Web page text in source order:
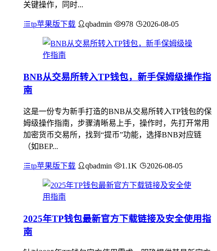
关键操作，同时...
tp苹果版下载 qbadmin 978 2026-08-05
BNB从交易所转入TP钱包，新手保姆级操作指
南
这是一份专为新手打造的BNB从交易所转入TP钱包的保
姆级操作指南，步骤清晰易上手，操作时，先打开常用
加密货币交易所，找到“提币”功能，选择BNB对应链
（如BEP...
tp苹果版下载 qbadmin 1.1K 2026-08-05
2025年TP钱包最新官方下载链接及安全使用指
南